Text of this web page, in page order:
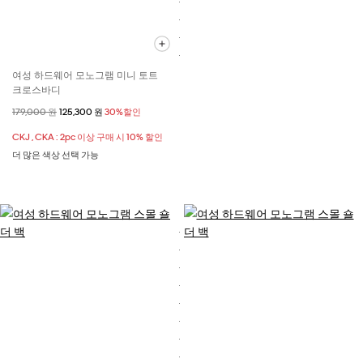
여성 하드웨어 모노그램 미니 토트
크로스바디
할인 전 가격
179,000 원 할인된 가격
125,300 원 30%할인
CKJ , CKA : 2pc 이상 구매 시 10% 할인
더 많은 색상 선택 가능